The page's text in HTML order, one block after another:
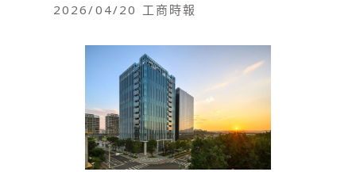
2026/04/20 工商時報